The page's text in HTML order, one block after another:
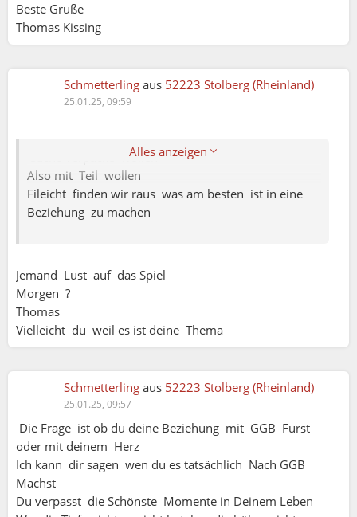
Beste Grüße
Thomas Kissing
Schmetterling aus 52223 Stolberg (Rheinland)
25.01.25, 09:59
Alles anzeigen
Schmetterling:
Ich habe eine sehr schöne gute Idee
Machen wir ein Spiel da ras
Sache verpacke wollen
Also mit Teil wollen
Fileicht finden wir raus was am besten ist in eine
Beziehung zu machen
Jemand Lust auf das Spiel
Morgen ?
Thomas
Vielleicht du weil es ist deine Thema
Schmetterling aus 52223 Stolberg (Rheinland)
25.01.25, 09:57
Die Frage ist ob du deine Beziehung mit GGB Fürst
oder mit deinem Herz
Ich kann dir sagen wen du es tatsächlich Nach GGB
Machst
Du verpasst die Schönste Momente in Deinem Leben
Bernhard:
Schmetterling: